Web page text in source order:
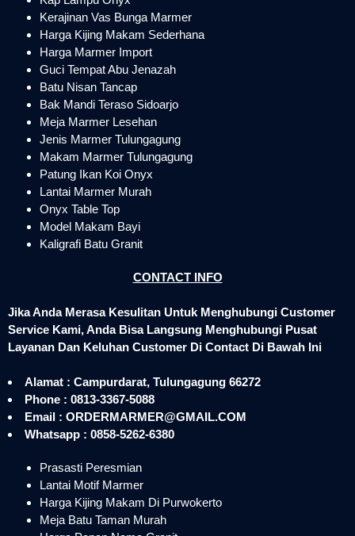
Kerajinan Vas Bunga Marmer
Harga Kijing Makam Sederhana
Harga Marmer Import
Guci Tempat Abu Jenazah
Batu Nisan Tancap
Bak Mandi Teraso Sidoarjo
Meja Marmer Lesehan
Jenis Marmer Tulungagung
Makam Marmer Tulungagung
Patung Ikan Koi Onyx
Lantai Marmer Murah
Onyx Table Top
Model Makam Bayi
Kaligrafi Batu Granit
CONTACT INFO
Jika Anda Merasa Kesulitan Untuk Menghubungi Customer
Service Kami, Anda Bisa Langsung Menghubungi Pusat
Layanan Dan Keluhan Customer Di Contact Di Bawah Ini
Alamat : Campurdarat, Tulungagung 66272
Phone : 0813-3367-5088
Email : ORDERMARMER@GMAIL.COM
Whatsapp : 0858-5262-6380
Prasasti Peresmian
Lantai Motif Marmer
Harga Kijing Makam Di Purwokerto
Meja Batu Taman Murah